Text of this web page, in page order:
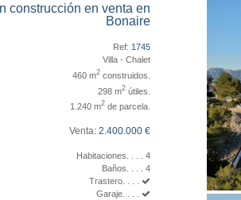
construcción en venta en
Bonaire
Ref: 1745
Villa - Chalet
460 m2 construidos.
298 m2 útiles.
1.240 m2 de parcela.
Venta: 2.400.000 €
Habitaciones. . . . 4
Baños. . . . 4
Trastero. . . .
Garaje. . . .